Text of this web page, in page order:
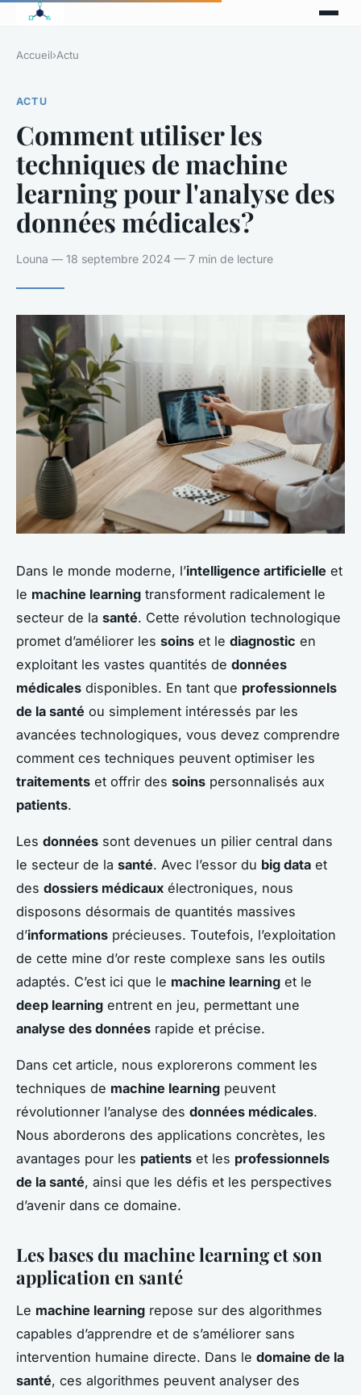
Accueil›Actu
ACTU
Comment utiliser les
techniques de machine
learning pour l'analyse des
données médicales?
Louna — 18 septembre 2024 — 7 min de lecture
Dans le monde moderne, l’intelligence artificielle et
le machine learning transforment radicalement le
secteur de la santé. Cette révolution technologique
promet d’améliorer les soins et le diagnostic en
exploitant les vastes quantités de données
médicales disponibles. En tant que professionnels
de la santé ou simplement intéressés par les
avancées technologiques, vous devez comprendre
comment ces techniques peuvent optimiser les
traitements et offrir des soins personnalisés aux
patients.
Les données sont devenues un pilier central dans
le secteur de la santé. Avec l’essor du big data et
des dossiers médicaux électroniques, nous
disposons désormais de quantités massives
d’informations précieuses. Toutefois, l’exploitation
de cette mine d’or reste complexe sans les outils
adaptés. C’est ici que le machine learning et le
deep learning entrent en jeu, permettant une
analyse des données rapide et précise.
Dans cet article, nous explorerons comment les
techniques de machine learning peuvent
révolutionner l’analyse des données médicales.
Nous aborderons des applications concrètes, les
avantages pour les patients et les professionnels
de la santé, ainsi que les défis et les perspectives
d’avenir dans ce domaine.
Les bases du machine learning et son
application en santé
Le machine learning repose sur des algorithmes
capables d’apprendre et de s’améliorer sans
intervention humaine directe. Dans le domaine de la
santé, ces algorithmes peuvent analyser des